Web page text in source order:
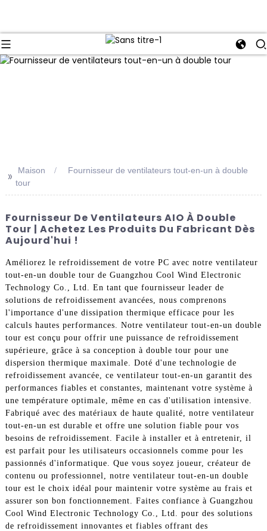
>> Maison
Fournisseur de ventilateurs tout-en-un à double
tour
Fournisseur De Ventilateurs AIO À Double
Tour | Achetez Les Produits Du Fabricant Dès
Aujourd'hui !
Améliorez le refroidissement de votre PC avec notre ventilateur
tout-en-un double tour de Guangzhou Cool Wind Electronic
Technology Co., Ltd. En tant que fournisseur leader de
solutions de refroidissement avancées, nous comprenons
l'importance d'une dissipation thermique efficace pour les
calculs hautes performances. Notre ventilateur tout-en-un double
tour est conçu pour offrir une puissance de refroidissement
supérieure, grâce à sa conception à double tour pour une
dispersion thermique maximale. Doté d'une technologie de
refroidissement avancée, ce ventilateur tout-en-un garantit des
performances fiables et constantes, maintenant votre système à
une température optimale, même en cas d'utilisation intensive.
Fabriqué avec des matériaux de haute qualité, notre ventilateur
tout-en-un est durable et offre une solution fiable pour vos
besoins de refroidissement. Facile à installer et à entretenir, il
est parfait pour les utilisateurs occasionnels comme pour les
passionnés d'informatique. Que vous soyez joueur, créateur de
contenu ou professionnel, notre ventilateur tout-en-un double
tour est le choix idéal pour maintenir votre système au frais et
assurer son bon fonctionnement. Faites confiance à Guangzhou
Cool Wind Electronic Technology Co., Ltd. pour des solutions
de refroidissement innovantes et fiables offrant des